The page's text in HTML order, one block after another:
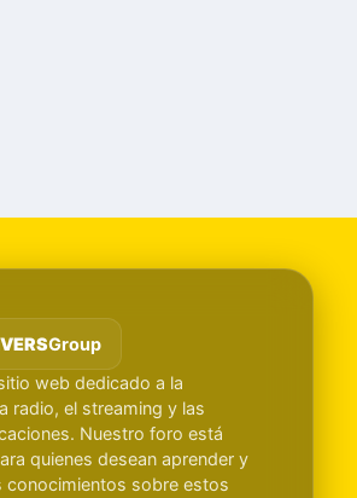
Group
web dedicado a la
radio, el streaming y las
Nuestro foro está
quienes desean aprender y
conocimientos sobre estos